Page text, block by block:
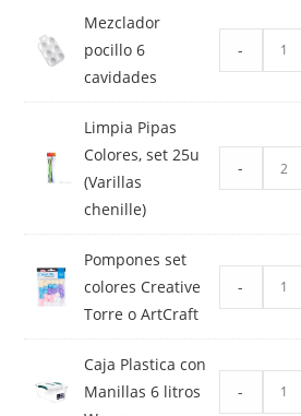
Mezclador
pocillo 6
cavidades
-
Limpia Pipas
Colores, set 25u
(Varillas
chenille)
-
Pompones set
colores Creative
Torre o ArtCraft
-
Caja Plastica con
Manillas 6 litros
-